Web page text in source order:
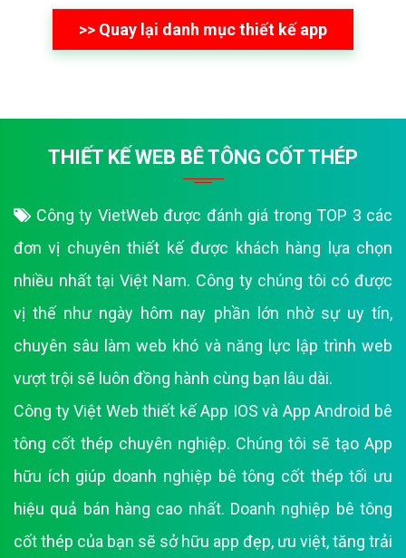
>> Quay lại danh mục thiết kế app
THIẾT KẾ WEB BÊ TÔNG CỐT THÉP
Công ty VietWeb được đánh giá trong TOP 3 các
đơn vị chuyên thiết kế được khách hàng lựa chọn
nhiều nhất tại Việt Nam. Công ty chúng tôi có được
vị thế như ngày hôm nay phần lớn nhờ sự uy tín,
chuyên sâu làm web khó và năng lực lập trình web
vượt trội sẽ luôn đồng hành cùng bạn lâu dài.
Công ty Việt Web thiết kế App IOS và App Android bê
tông cốt thép chuyên nghiệp. Chúng tôi sẽ tạo App
hữu ích giúp doanh nghiệp bê tông cốt thép tối ưu
hiệu quả bán hàng cao nhất. Doanh nghiệp bê tông
cốt thép của bạn sẽ sở hữu app đẹp, ưu việt, tăng trải